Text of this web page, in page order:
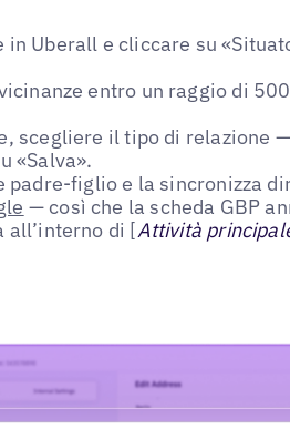
in Uberall e cliccare su
entro un raggio di
scegliere il tipo di relazione —
«Salva».
figlio e la sincronizza
— così che la scheda GBP
all’interno di [Attività